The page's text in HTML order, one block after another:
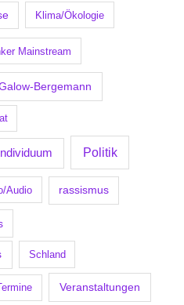
Klima/Ökologie
Mainstream
Bergemann
Politik
Audio rassismus
Schland
Veranstaltungen